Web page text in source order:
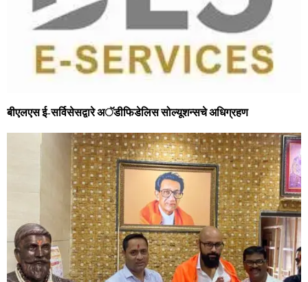
बीएलएस ई-सर्विसेसद्वारे अॅडीफिडेलिस सोल्‍यूशन्‍सचे अधिग्रहण